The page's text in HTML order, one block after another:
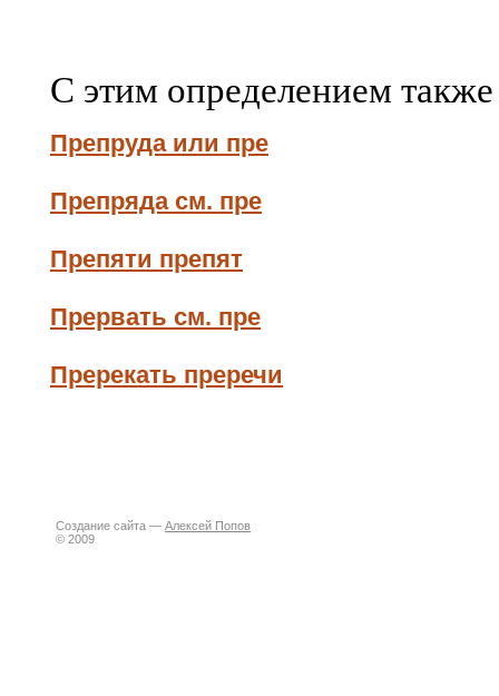
С этим определением
Препруда или пре
Препряда см. пре
Препяти препят
Прервать см. пре
Пререкать преречи
Создание сайта — Алексей Попов
© 2009